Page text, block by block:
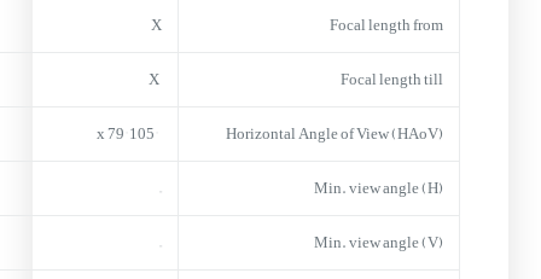
Focal length from
X
Focal length till
X
Horizontal Angle of View (HAoV)
Min. view angle (H)
–
Min. view angle (V)
–